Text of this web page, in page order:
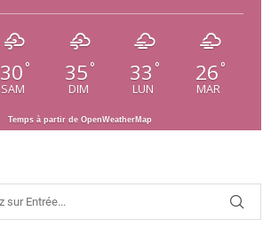
30 °
SAM
35 °
DIM
33 °
LUN
26 °
MAR
Temps à partir de OpenWeatherMap